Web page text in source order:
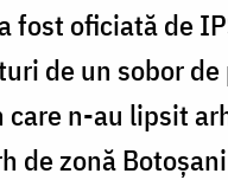
fost oficiată de
de un sobor
care n-au lipsit
de zonă